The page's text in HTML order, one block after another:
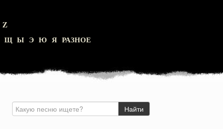
Z
Щ Ы Э Ю Я РАЗНОЕ